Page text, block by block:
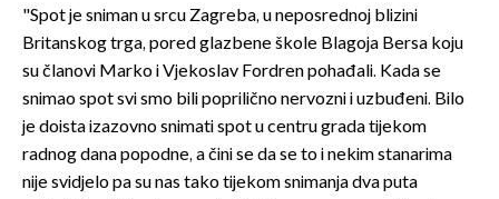
"Spot je sniman u srcu Zagreba, u neposrednoj blizini
Britanskog trga, pored glazbene škole Blagoja Bersa koju
su članovi Marko i Vjekoslav Fordren pohađali. Kada se
snimao spot svi smo bili poprilično nervozni i uzbuđeni. Bilo
je doista izazovno snimati spot u centru grada tijekom
radnog dana popodne, a čini se da se to i nekim stanarima
nije svidjelo pa su nas tako tijekom snimanja dva puta